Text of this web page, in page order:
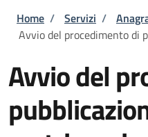
Briciole di
Home / Servizi /
Avvio del procedimento di
Avvio del